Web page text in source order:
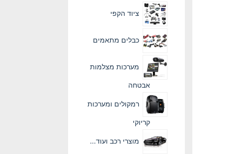
ציוד הקפי
כבלים מתאמים
מערכות מצלמות
אבטחה
רמקולים ומערכות
קריוקי
מוצרי רכב ועוד...